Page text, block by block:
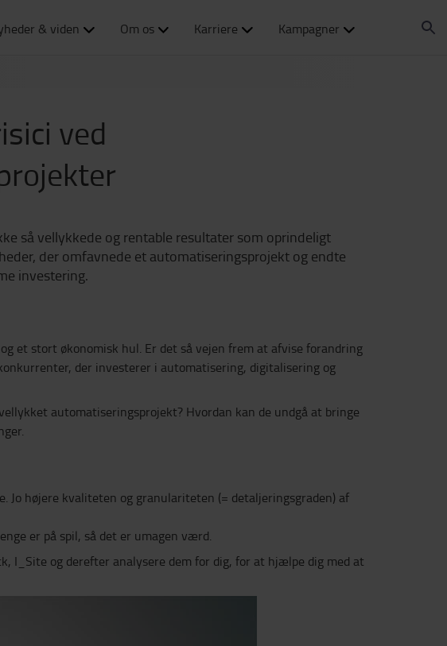
& viden Om os Karriere Kampagner
ved
så vellykkede og rentable resultater som oprindeligt
der omfavnede et automatiseringsprojekt og endte
investering.
et stort økonomisk hul. Er det så vejen frem at afvise forandring
der investerer i automatisering, digitalisering og
automatiseringsprojekt? Hvordan kan de undgå at bringe
højere kvaliteten og granulariteten (= detaljeringsgraden) af
er på spil, så det er umagen værd.
I_Site og derefter analysere dem for dig, for at hjælpe dig med at